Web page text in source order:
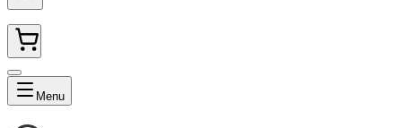
Menu